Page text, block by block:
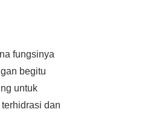
fungsinya
begitu
untuk
dan